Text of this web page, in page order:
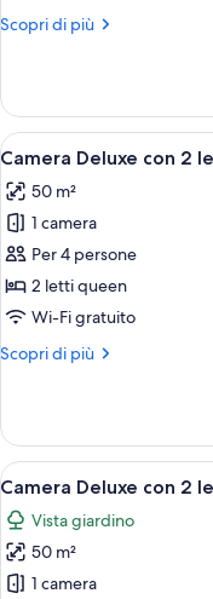
Scopri di più
Altri
vista
mare
Apri
tutte
le
foto
per
Camera
Deluxe
2
accesso
alla
piscina
8
Camera Deluxe con 2
50 m²
1 camera
Per 4 persone
2 letti queen
Wi-Fi gratuito
Scopri di più
Altri
Deluxe
con
2
letti
singoli,
accesso
alla
piscina
Apri
tutte
le
foto
per
8
Camera Deluxe con 2
Vista giardino
50 m²
1 camera